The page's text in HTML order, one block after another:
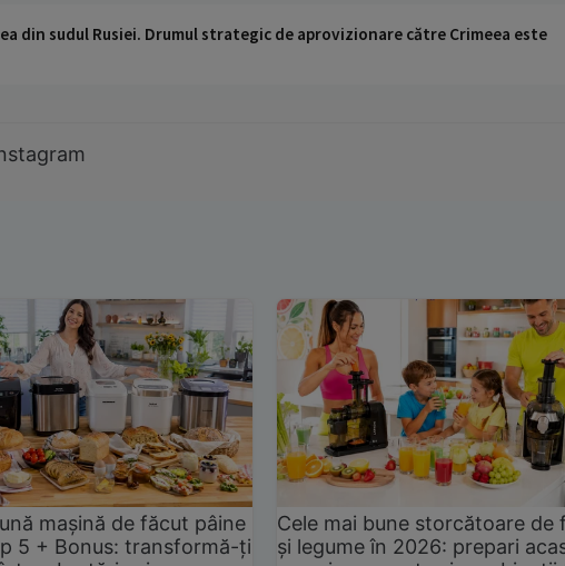
din sudul Rusiei. Drumul strategic de aprovizionare către Crimeea este
mașină de făcut pâine
5 + Bonus: transformă-ți
Cele mai bune storcătoare de
și legume în 2026: prepari